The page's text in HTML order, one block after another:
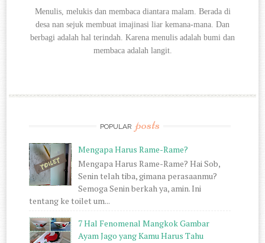
Menulis, melukis dan membaca diantara malam. Berada di
desa nan sejuk membuat imajinasi liar kemana-mana. Dan
berbagi adalah hal terindah. Karena menulis adalah bumi dan
membaca adalah langit.
POPULAR posts
Mengapa Harus Rame-Rame?
Mengapa Harus Rame-Rame? Hai Sob,
Senin telah tiba, gimana perasaanmu?
Semoga Senin berkah ya, amin. Ini
tentang ke toilet um...
7 Hal Fenomenal Mangkok Gambar
Ayam Jago yang Kamu Harus Tahu